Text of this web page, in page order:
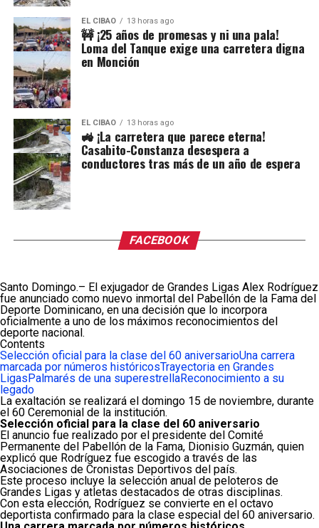
EL CIBAO 13 horas ago
🚧 ¡25 años de promesas y ni una pala!
Loma del Tanque exige una carretera digna
en Monción
EL CIBAO 13 horas ago
🚜 ¡La carretera que parece eterna!
Casabito-Constanza desespera a
conductores tras más de un año de espera
FACEBOOK
Santo Domingo.– El exjugador de Grandes Ligas Alex Rodríguez
fue anunciado como nuevo inmortal del Pabellón de la Fama del
Deporte Dominicano, en una decisión que lo incorpora
oficialmente a uno de los máximos reconocimientos del
deporte nacional.
Contents
Selección oficial para la clase del 60 aniversarioUna carrera
marcada por números históricosTrayectoria en Grandes
Ligas Palmarés de una superestrellaReconocimiento a su
legado
La exaltación se realizará el domingo 15 de noviembre, durante
el 60 Ceremonial de la institución.
Selección oficial para la clase del 60 aniversario
El anuncio fue realizado por el presidente del Comité
Permanente del Pabellón de la Fama, Dionisio Guzmán, quien
explicó que Rodríguez fue escogido a través de las
Asociaciones de Cronistas Deportivos del país.
Este proceso incluye la selección anual de peloteros de
Grandes Ligas y atletas destacados de otras disciplinas.
Con esta elección, Rodríguez se convierte en el octavo
deportista confirmado para la clase especial del 60 aniversario.